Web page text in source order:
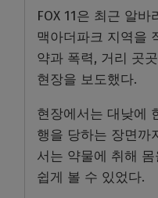
FOX 11은 최근 알
맥아더파크 지역을
약과 폭력, 거리 곳
현장을 보도했다.
현장에서는 대낮에
행을 당하는 장면까
서는 약물에 취해
쉽게 볼 수 있었다.